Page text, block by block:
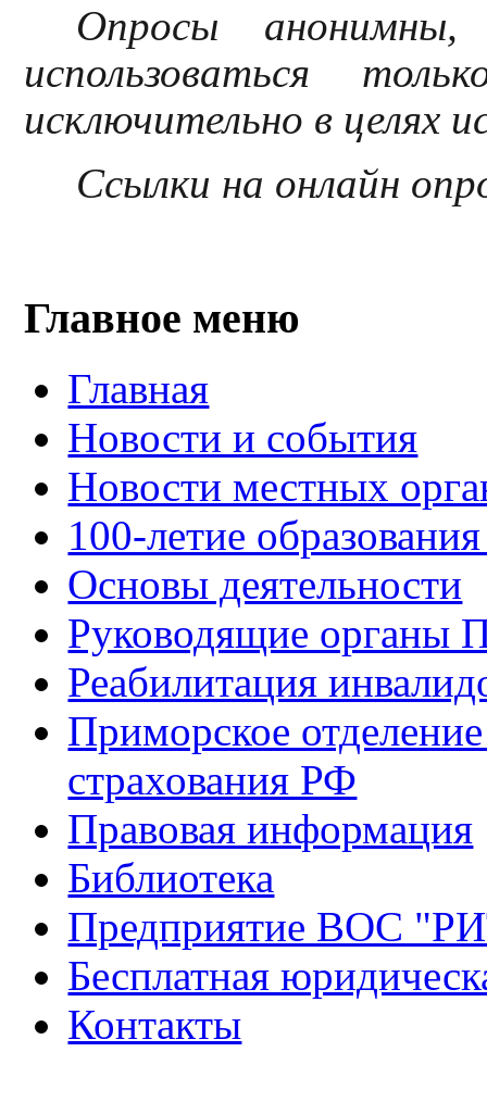
Опросы анонимны,
использоваться
исключительно в целях
Ссылки на онлайн
Главное меню
Главная
Новости и события
Новости местных
100-летие
Основы деятельности
Руководящие органы
Реабилитация
Приморское
страхования РФ
Правовая информация
Библиотека
Предприятие ВОС
Бесплатная
Контакты